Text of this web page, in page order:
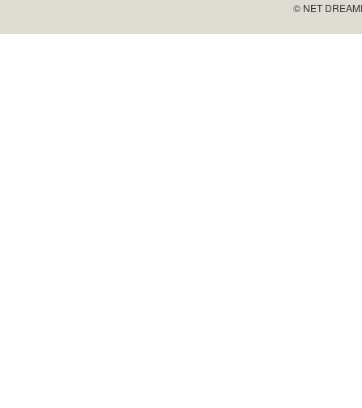
© NET